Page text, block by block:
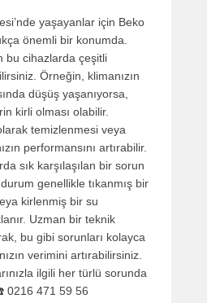
yaşayanlar için Beko
önemli bir konumda.
bu cihazlarda çeşitli
Örneğin, klimanızın
düşüş yaşanıyorsa,
kirli olması olabilir.
temizlenmesi veya
performansını artırabilir.
sık karşılaşılan bir sorun
durum genellikle tıkanmış bir
kirlenmiş bir su
Uzman bir teknik
bu gibi sorunları kolayca
verimini artırabilirsiniz.
ilgili her türlü sorunda
0216 471 59 56